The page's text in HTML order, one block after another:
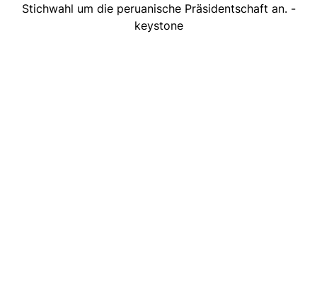
Stichwahl um die peruanische Präsidentschaft an. -
keystone